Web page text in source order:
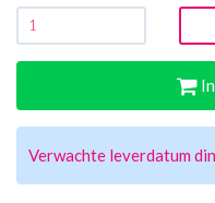
Verwachte leverdatum